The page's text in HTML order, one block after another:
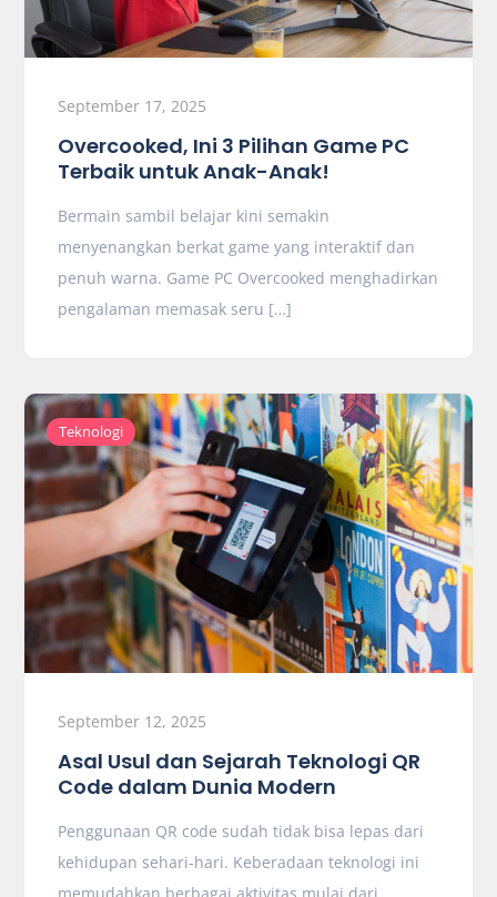
September 17, 2025
Overcooked, Ini 3 Pilihan Game PC
Terbaik untuk Anak-Anak!
Bermain sambil belajar kini semakin
menyenangkan berkat game yang interaktif dan
penuh warna. Game PC Overcooked menghadirkan
pengalaman memasak seru […]
Teknologi
September 12, 2025
Asal Usul dan Sejarah Teknologi QR
Code dalam Dunia Modern
Penggunaan QR code sudah tidak bisa lepas dari
kehidupan sehari-hari. Keberadaan teknologi ini